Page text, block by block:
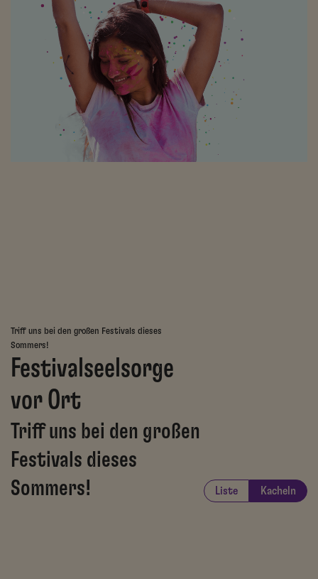
Triff uns bei den großen Festivals dieses
Sommers!
Festivalseelsorge
vor Ort
Triff uns bei den großen
Festivals dieses
Sommers!
Liste Kacheln